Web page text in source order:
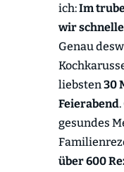
ich:Im
wir
Genau
liebsten30
Feierabend
gesundes
über 600